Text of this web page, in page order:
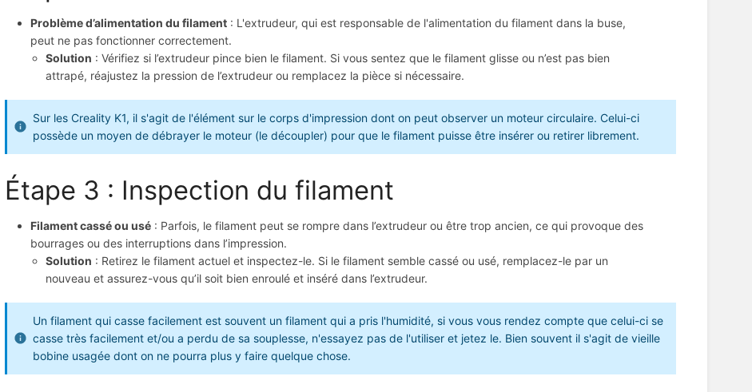
Problème d’alimentation du filament : L'extrudeur, qui est responsable de l'alimentation du filament dans la buse,
peut ne pas fonctionner correctement.
Solution : Vérifiez si l’extrudeur pince bien le filament. Si vous sentez que le filament glisse ou n’est pas bien
attrapé, réajustez la pression de l’extrudeur ou remplacez la pièce si nécessaire.
Sur les Creality K1, il s'agit de l'élément sur le corps d'impression dont on peut observer un moteur circulaire. Celui-ci
possède un moyen de débrayer le moteur (le découpler) pour que le filament puisse être insérer ou retirer librement.
Étape 3 : Inspection du filament
Filament cassé ou usé : Parfois, le filament peut se rompre dans l’extrudeur ou être trop ancien, ce qui provoque des
bourrages ou des interruptions dans l’impression.
Solution : Retirez le filament actuel et inspectez-le. Si le filament semble cassé ou usé, remplacez-le par un
nouveau et assurez-vous qu’il soit bien enroulé et inséré dans l’extrudeur.
Un filament qui casse facilement est souvent un filament qui a pris l'humidité, si vous vous rendez compte que celui-ci se
casse très facilement et/ou a perdu de sa souplesse, n'essayez pas de l'utiliser et jetez le. Bien souvent il s'agit de vieille
bobine usagée dont on ne pourra plus y faire quelque chose.